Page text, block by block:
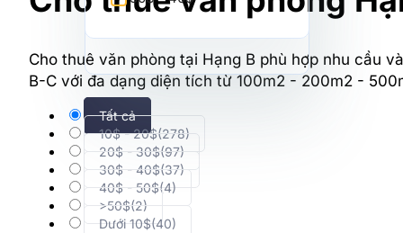
Cho thuê văn phòng tại Hạng B phù hợp nhu cầu
B-C với đa dạng diện tích từ 100m2 - 200m2 -
Tất cả
10$ - 20$(278)
20$ - 30$(97)
30$ - 40$(37)
40$ - 50$(4)
>50$(2)
Dưới 10$(40)